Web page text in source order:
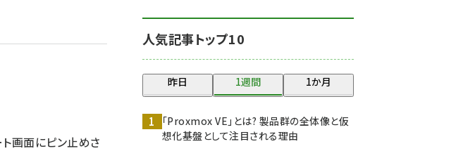
drupal (1940)
genai (1473)
ai crunch (1347)
画面にピン止めさ
人気記事トップ10
昨日 1週間 1か月
「Proxmox VE」とは? 製品群の全体像と仮
想化基盤として注目される理由